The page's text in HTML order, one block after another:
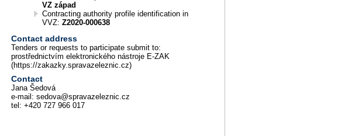
VZ západ
Contracting authority profile identification in
VVZ:Z2020-000638
Contact address
Tenders or requests to participate submit to:
prostřednictvím elektronického nástroje E-ZAK
(https://zakazky.spravazeleznic.cz)
Contact
Jana Šedová
e-mail: sedova@spravazeleznic.cz
tel: +420 727 966 017